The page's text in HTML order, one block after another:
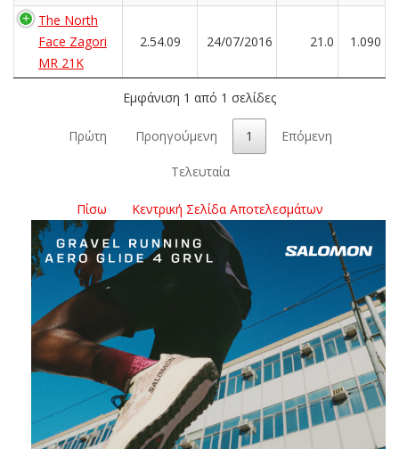
The North
Face Zagori
MR 21K
2.54.09 24/07/2016 21.0 1.090
Εμφάνιση 1 από 1 σελίδες
Πρώτη Προηγούμενη 1 Επόμενη
Τελευταία
Πίσω Κεντρική Σελίδα Αποτελεσμάτων